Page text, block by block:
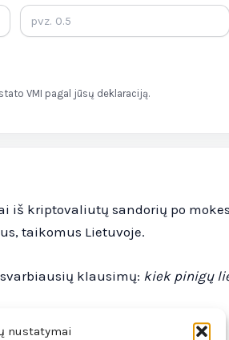
nustatymai
VMI pagal jūsų deklaraciją.
iš kriptovaliutų sandorių po
taikomus Lietuvoje.
klausimų: kiek pinigų